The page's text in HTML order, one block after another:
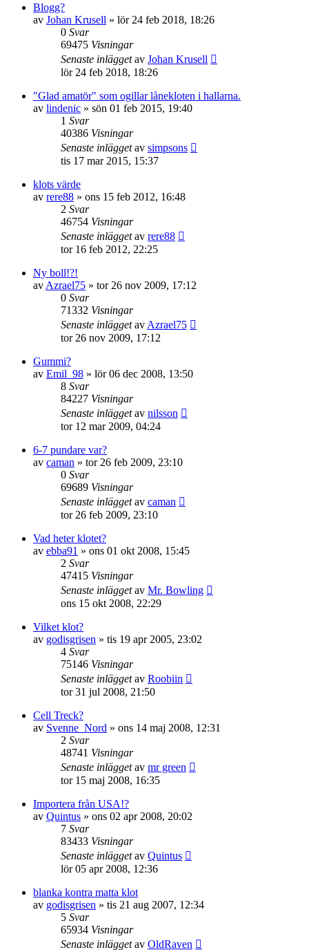
Blogg?
av Johan Krusell » lör 24 feb 2018, 18:26
0 Svar
69475 Visningar
Senaste inläggetav Johan Krusell
lör 24 feb 2018, 18:26
"Glad amatör" som ogillar lånekloten i hallarna.
av lindenic » sön 01 feb 2015, 19:40
1 Svar
40386 Visningar
Senaste inläggetav simpsons
tis 17 mar 2015, 15:37
klots värde
av rere88 » ons 15 feb 2012, 16:48
2 Svar
46754 Visningar
Senaste inläggetav rere88
tor 16 feb 2012, 22:25
Ny boll!?!
av Azrael75 » tor 26 nov 2009, 17:12
0 Svar
71332 Visningar
Senaste inläggetav Azrael75
tor 26 nov 2009, 17:12
Gummi?
av Emil_98 » lör 06 dec 2008, 13:50
8 Svar
84227 Visningar
Senaste inläggetav nilsson
tor 12 mar 2009, 04:24
6-7 pundare var?
av caman » tor 26 feb 2009, 23:10
0 Svar
69689 Visningar
Senaste inläggetav caman
tor 26 feb 2009, 23:10
Vad heter klotet?
av ebba91 » ons 01 okt 2008, 15:45
2 Svar
47415 Visningar
Senaste inläggetav Mr. Bowling
ons 15 okt 2008, 22:29
Vilket klot?
av godisgrisen » tis 19 apr 2005, 23:02
4 Svar
75146 Visningar
Senaste inläggetav Roobiin
tor 31 jul 2008, 21:50
Cell Treck?
av Svenne_Nord » ons 14 maj 2008, 12:31
2 Svar
48741 Visningar
Senaste inläggetav mr green
tor 15 maj 2008, 16:35
Importera från USA!?
av Quintus » ons 02 apr 2008, 20:02
7 Svar
83433 Visningar
Senaste inläggetav Quintus
lör 05 apr 2008, 12:36
blanka kontra matta klot
av godisgrisen » tis 21 aug 2007, 12:34
5 Svar
65934 Visningar
Senaste inläggetav OldRaven